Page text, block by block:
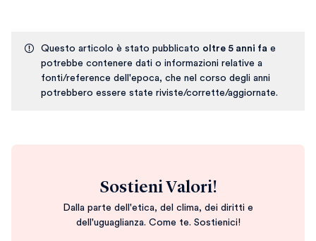
Questo articolo è stato pubblicato oltre 5 anni fa e
potrebbe contenere dati o informazioni relative a
fonti/reference dell'epoca, che nel corso degli anni
potrebbero essere state riviste/corrette/aggiornate.
Sostieni Valori!
Dalla parte dell'etica, del clima, dei diritti e
dell'uguaglianza. Come te. Sostienici!